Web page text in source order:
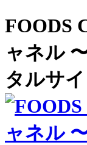
FOODS
ャネル
タルサ